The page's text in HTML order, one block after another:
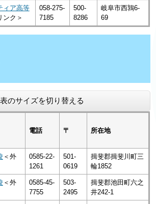
ィア高等
ンク＞
058-275-
7185
500-
8286
岐阜市西鶉6-
69
表のサイズを切り替える
電話 〒 所在地
＜外
0585-22-
1261
501-
0619
揖斐郡揖斐川町三
輪1852
＜外
0585-45-
7755
503-
2495
揖斐郡池田町六之
井242-1